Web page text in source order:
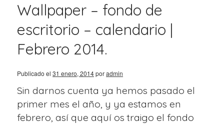
Wallpaper – fondo de
escritorio – calendario |
Febrero 2014.
Publicado el 31 enero, 2014poradmin
Sin darnos cuenta ya hemos pasado el
primer mes el año, y ya estamos en
febrero, así que aquí os traigo el fondo